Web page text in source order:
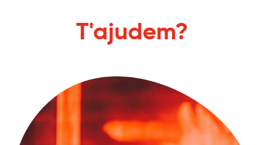
T'ajudem?